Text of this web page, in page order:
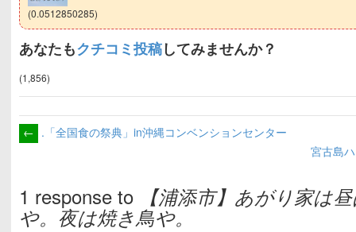
(0.0512850285)
あなたもクチコミ投稿してみませんか？
(1,856)
← .「全国食の祭典」in沖縄コンベンションセンター
宮古島
1 response to 【浦添市】あがり家は
や。夜は焼き鳥や。